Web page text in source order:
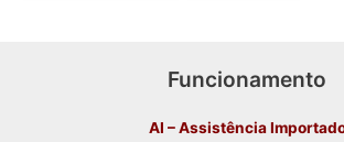
Funcionamento
AI – Assistência